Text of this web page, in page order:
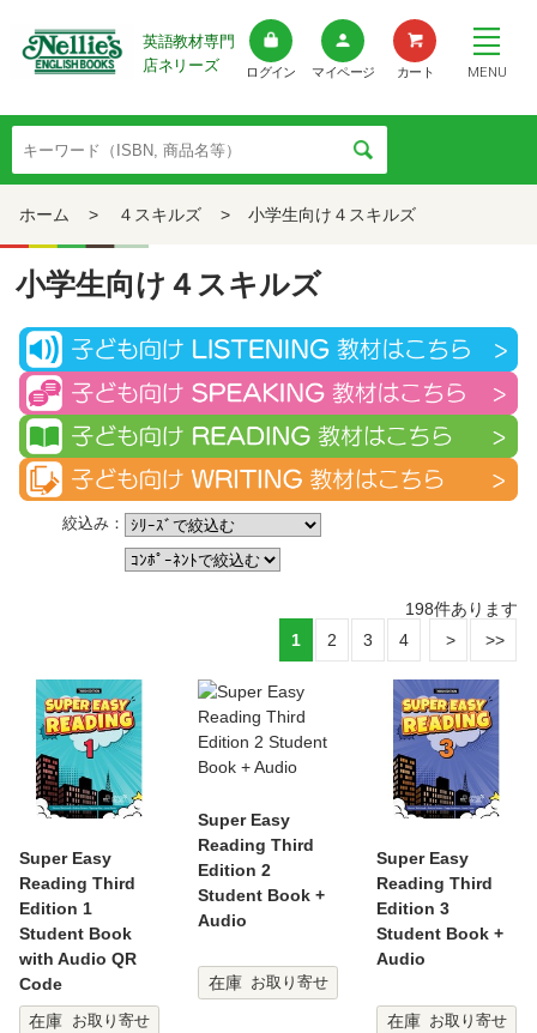
英語教材専門
店ネリーズ
ログイン マイページ カート MENU
ホーム > ４スキルズ > 小学生向け４スキルズ
小学生向け４スキルズ
絞込み：
198件あります
1
2 3 4
Super Easy
Reading Third
Edition 1
Student Book
with Audio QR
Code
在庫
お取り寄せ
Super Easy
Reading Third
Edition 2
Student Book +
Audio
在庫 お取り寄せ
Super Easy
Reading Third
Edition 3
Student Book +
Audio
在庫 お取り寄せ